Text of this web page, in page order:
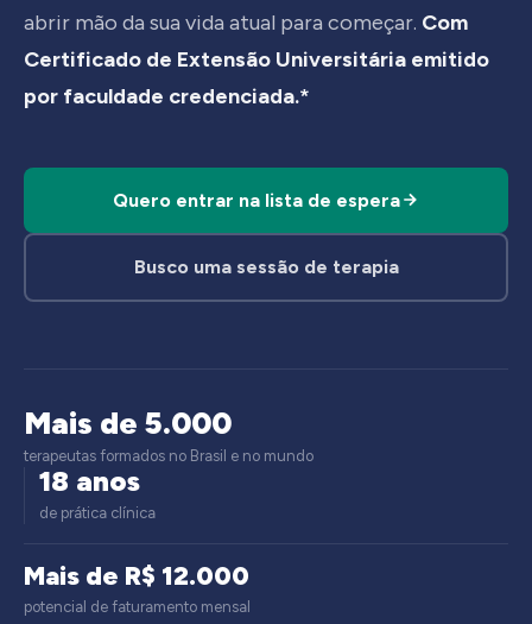
abrir mão da sua vida atual para começar. Com
Certificado de Extensão Universitária emitido
por faculdade credenciada.*
Quero entrar na lista de espera
Busco uma sessão de terapia
Mais de 5.000
terapeutas formados no Brasil e no mundo
18 anos
de prática clínica
Mais de R$ 12.000
potencial de faturamento mensal